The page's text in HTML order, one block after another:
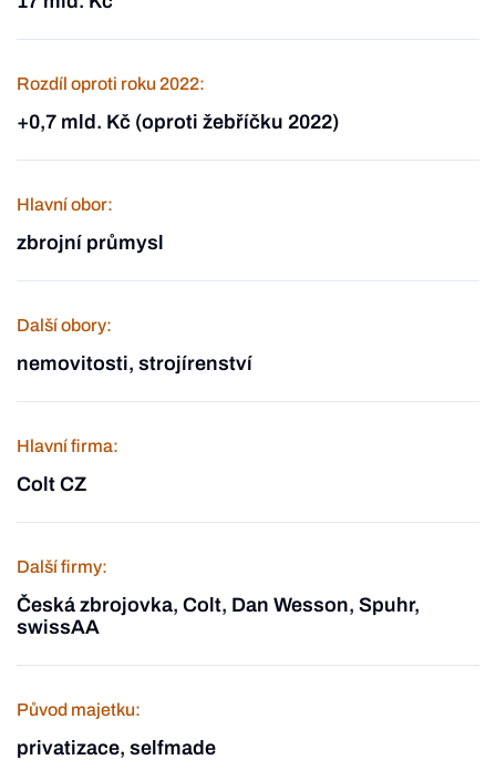
Rozdíl oproti roku 2022:
+0,7 mld. Kč (oproti žebříčku 2022)
Hlavní obor:
zbrojní průmysl
Další obory:
nemovitosti, strojírenství
Hlavní firma:
Colt CZ
Další firmy:
Česká zbrojovka, Colt, Dan Wesson, Spuhr,
swissAA
Původ majetku:
privatizace, selfmade